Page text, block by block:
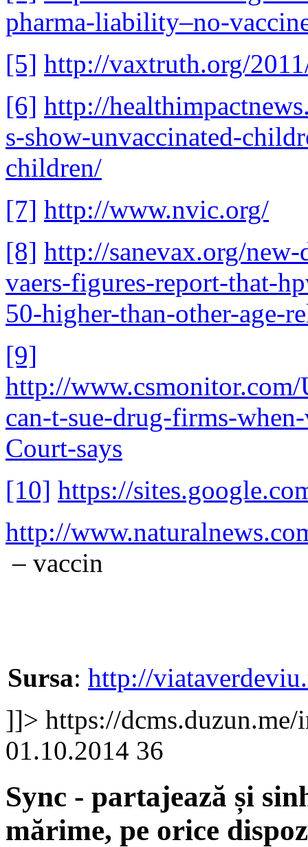
pharma-liability–no-
[5] http://vaxtruth.org/
[6] http://
s-show-unvaccinated-
children/
[7] http://www.nvic.org/
[8] http://sanevax.org/
vaers-figures-report-that-
50-higher-than-other-age-
[9]
http://
can-t-sue-drug-firms-
Court-says
[10] https://
http://
– vaccin
Sursa: http://
]]> https://
01.10.2014 36
Sync - partajează și
mărime, pe orice